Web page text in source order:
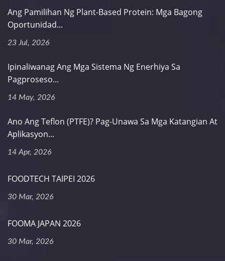
Ang Pamilihan Ng Plant-Based Protein: Mga Bagong
Oportunidad...
23 Jul, 2026
Ipinaliwanag Ang Mga Sistema Ng Enerhiya Sa
Pagproseso...
14 May, 2026
Ano Ang Teflon (PTFE)? Pag-Unawa Sa Mga Katangian At
Aplikasyon...
14 Apr, 2026
FOODTECH TAIPEI 2026
30 Mar, 2026
FOOMA JAPAN 2026
30 Mar, 2026